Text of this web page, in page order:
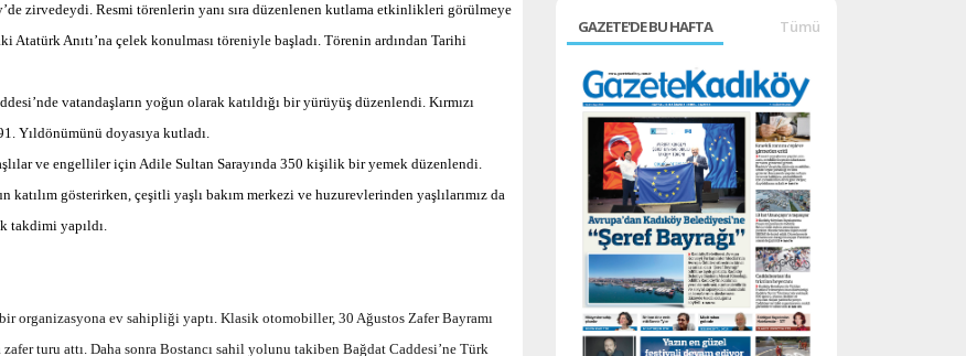
zirvedeydi. Resmi törenlerin yanı sıra düzenlenen kutlama etkinlikleri görülmeye
Atatürk Anıtı’na çelek konulması töreniyle başladı. Törenin ardından Tarihi
vatandaşların yoğun olarak katıldığı bir yürüyüş düzenlendi. Kırmızı
Yıldönümünü doyasıya kutladı.
ve engelliler için Adile Sultan Sarayında 350 kişilik bir yemek düzenlendi.
gösterirken, çeşitli yaşlı bakım merkezi ve huzurevlerinden yaşlılarımız da
takdimi yapıldı.
organizasyona ev sahipliği yaptı. Klasik otomobiller, 30 Ağustos Zafer Bayramı
turu attı. Daha sonra Bostancı sahil yolunu takiben Bağdat Caddesi’ne Türk
GAZETE'DE BU HAFTA Tümü